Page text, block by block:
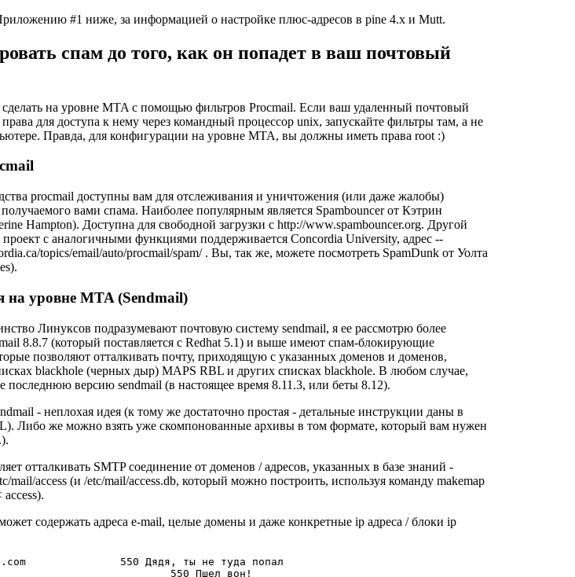
#1 ниже, за информацией о настройке плюс-адресов в pine 4.x и Mutt.
спам до того, как он попадет в ваш почтовый
на уровне MTA с помощью фильтров Procmail. Если ваш удаленный почтовый
для доступа к нему через командный процессор unix, запускайте фильтры там, а не
Правда, для конфигурации на уровне MTA, вы должны иметь права root :)
procmail доступны вам для отслеживания и уничтожения (или даже жалобы)
вами спама. Наиболее популярным является Spambouncer от Кэтрин
Hampton). Доступна для свободной загрузки с http://www.spambouncer.org. Другой
проект с аналогичными функциями поддерживается Concordia University, адрес --
topics/email/auto/procmail/spam/. Вы, так же, можете посмотреть SpamDunkот Уолта
на уровне MTA (Sendmail)
Линуксов подразумевают почтовую систему sendmail, я ее рассмотрю более
8.8.7 (который поставляется с Redhat 5.1) и выше имеют спам-блокирующие
позволяют отталкивать почту, приходящую с указанных доменов и доменов,
blackhole (черных дыр) MAPS RBL и других списках blackhole. В любом случае,
последнюю версию sendmail (в настоящее время 8.11.3, или беты 8.12).
- неплохая идея (к тому же достаточно простая - детальные инструкции даны в
Либо же можно взять уже скомпонованные архивы в том формате, который вам нужен
отталкивать SMTP соединение от доменов / адресов, указанных в базе знаний -
mail/access (и /etc/mail/access.db, который можно построить, используя команду makemap
access).
содержать адреса e-mail, целые домены и даже конкретные ip адреса / блоки ip
		550 Дядя, ты не туда попал